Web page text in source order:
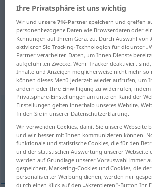
Französisch-Deutsch
für "plume"
"plume" Deutsch
„plume“: féminin
plume [plym]f
Übersicht aller Übersetzungen
(Für mehr Details die Übersetzung anklicken/
Vogelfeder Feder
Ihre Privatsphäre ist uns wichtig
Wir und unsere716-Partner speichern und greifen
personenbezogene Daten wie Browserdaten oder
Kennungen auf Ihrem Gerät zu. Durch Auswahl von
aktivieren Sie Tracking-Technologien für die unter
Partner verarbeiten Daten, um Ihnen Dienste
aufgeführten Zwecke. Wenn Tracker deaktiviert
Inhalte und Anzeigen möglicherweise nicht mehr so
können dieses Menü jederzeit wieder aufrufen, um
ändern oder Ihre Einwilligung zu widerrufen, indem
Privatsphäre-Einstellungen am unteren Rand der
Einstellungen gelten innerhalb unseres Website.
finden Sie in unserer Datenschutzerklärung.
Wir verwenden Cookies, damit Sie unsere Webseite
und wir besser mit Ihnen kommunizieren können.
funktionale und statistische Cookies, die für den
und der statistischen Auswertung unserer Webseite
werden auf Grundlage unserer Vorauswahl immer
gespeichert. Marketing-Cookies und Cookies, die
personalisierter Werbung dienen, werden nur
durch einen Klick auf den „Akzeptieren“-Button Ihr